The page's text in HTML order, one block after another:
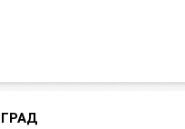
ГРАД